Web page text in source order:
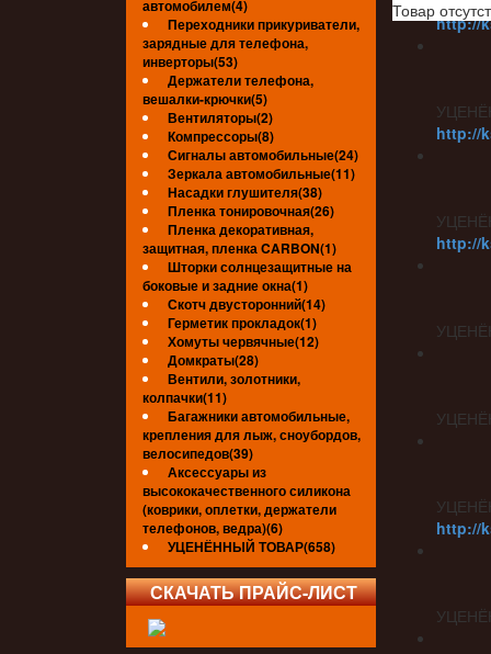
автомобилем(4)
Переходники прикуриватели,
зарядные для телефона,
инверторы(53)
Держатели телефона,
вешалки-крючки(5)
Вентиляторы(2)
Компрессоры(8)
Сигналы автомобильные(24)
Зеркала автомобильные(11)
Насадки глушителя(38)
Пленка тонировочная(26)
Пленка декоративная,
защитная, пленка CARBON(1)
Шторки солнцезащитные на
боковые и задние окна(1)
Скотч двусторонний(14)
Герметик прокладок(1)
Хомуты червячные(12)
Домкраты(28)
Вентили, золотники,
колпачки(11)
Багажники автомобильные,
крепления для лыж, сноубордов,
велосипедов(39)
Аксессуары из
высококачественного силикона
(коврики, оплетки, держатели
телефонов, ведра)(6)
УЦЕНЁННЫЙ ТОВАР(658)
СКАЧАТЬ ПРАЙС-ЛИСТ
http://
http://
http://
http://
Товар